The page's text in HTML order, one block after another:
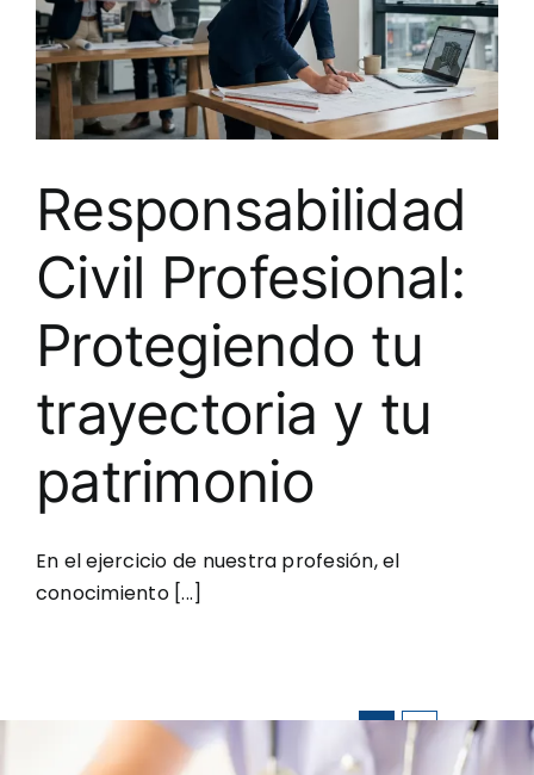
Responsabilidad
Civil Profesional:
Protegiendo tu
trayectoria y tu
patrimonio
En el ejercicio de nuestra profesión, el
conocimiento [...]
1 2 Next